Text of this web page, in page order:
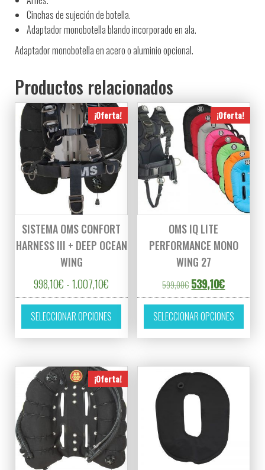
Cinchas de sujeción de botella.
Adaptador monobotella blando incorporado en ala.
Adaptador monobotella en acero o aluminio opcional.
Productos relacionados
¡Oferta!
SISTEMA OMS CONFORT
HARNESS III + DEEP OCEAN
WING
998,10€ -1.007,10€ Rango de precios: desde 998,10€ hasta
SELECCIONAR OPCIONES
Este producto tiene múltiples variantes.
¡Oferta!
OMS IQ LITE
PERFORMANCE MONO
WING 27
599,00€ El precio original
539,10€El precio
SELECCIONAR OPCIONES
Este
¡Oferta!